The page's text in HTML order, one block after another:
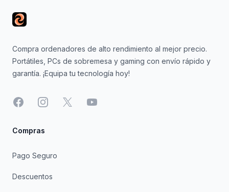
Compra ordenadores de alto rendimiento al mejor precio.
Portátiles, PCs de sobremesa y gaming con envío rápido y
garantía. ¡Equipa tu tecnología hoy!
FacebookInstagram
X YouTube
Compras
Pago Seguro
Descuentos